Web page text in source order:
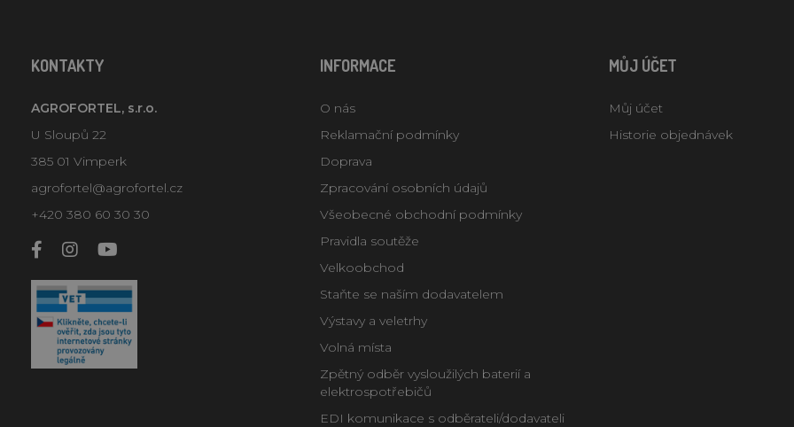
KONTAKTY
AGROFORTEL, s.r.o.
U Sloupů 22
385 01 Vimperk
agrofortel@agrofortel.cz
+420 380 60 30 30
INFORMACE
O nás
Reklamační podmínky
Doprava
Zpracování osobních údajů
Všeobecné obchodní podmínky
Pravidla soutěže
Velkoobchod
Staňte se naším dodavatelem
Výstavy a veletrhy
Volná místa
Zpětný odběr vysloužilých baterií a
elektrospotřebičů
EDI komunikace s odběrateli/dodavateli
MŮJ ÚČET
Můj účet
Historie objednávek